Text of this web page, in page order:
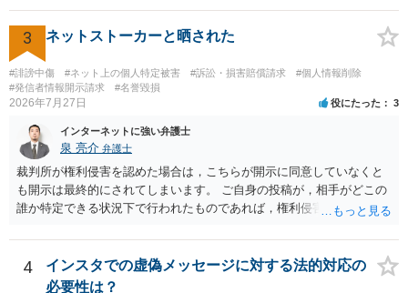
3 ネットストーカーと晒された
#誹謗中傷 #ネット上の個人特定被害 #訴訟・損害賠償請求
#個人情報削除
#発信者情報開示請求
#名誉毀損
2026年7月27日 役にたった 3
インターネットに強い弁護士
泉 亮介 弁護士
裁判所が権利侵害を認めた場合は，こちらが開示に同意していなくと
も開示は最終的にされてしまいます。 ご自身の投稿が，相手がどこの
誰か特定できる状況下で行われたものであれば，権利侵害性が認めら
いても，アカウントを特定したうえで，ネットストーカーとして晒し
たのであれば，かかる行為に権利侵害性が認められる可能性はあるで
しょう。
4
インスタでの虚偽メッセージに対する法的対応の
必要性は？